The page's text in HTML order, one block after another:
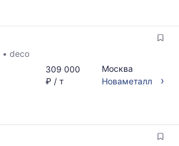
• deco
309 000
₽ / т
Москва
Новаметалл
›